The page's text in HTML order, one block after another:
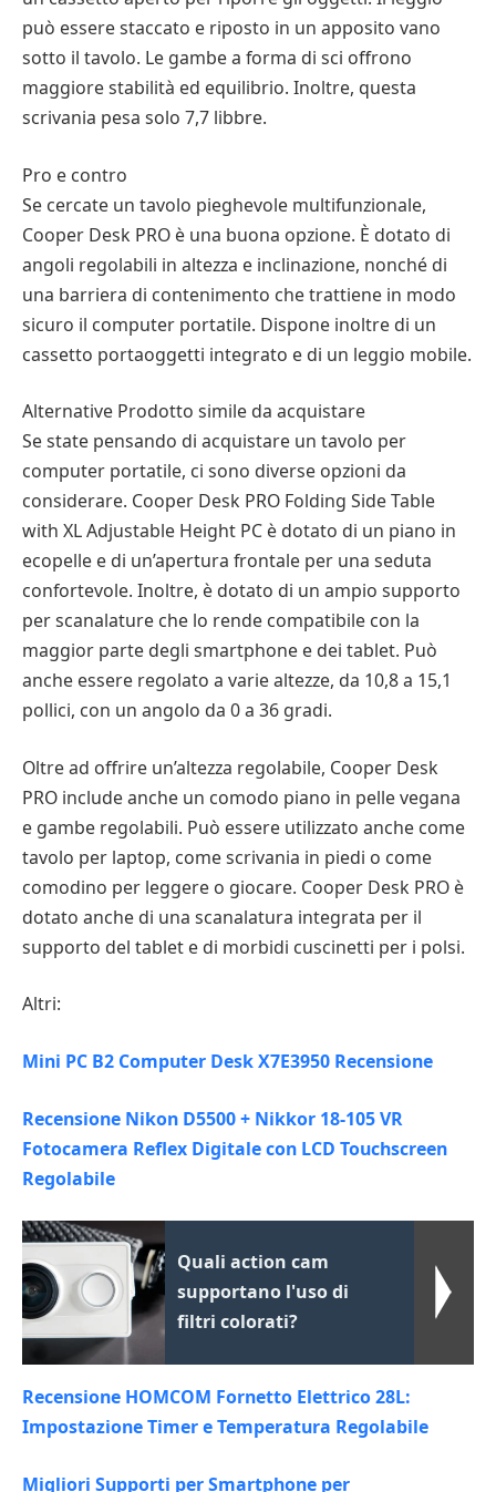
può essere staccato e riposto in un apposito vano
sotto il tavolo. Le gambe a forma di sci offrono
maggiore stabilità ed equilibrio. Inoltre, questa
scrivania pesa solo 7,7 libbre.
Pro e contro
Se cercate un tavolo pieghevole multifunzionale,
Cooper Desk PRO è una buona opzione. È dotato di
angoli regolabili in altezza e inclinazione, nonché di
una barriera di contenimento che trattiene in modo
sicuro il computer portatile. Dispone inoltre di un
cassetto portaoggetti integrato e di un leggio mobile.
Alternative Prodotto simile da acquistare
Se state pensando di acquistare un tavolo per
computer portatile, ci sono diverse opzioni da
considerare. Cooper Desk PRO Folding Side Table
with XL Adjustable Height PC è dotato di un piano in
ecopelle e di un’apertura frontale per una seduta
confortevole. Inoltre, è dotato di un ampio supporto
per scanalature che lo rende compatibile con la
maggior parte degli smartphone e dei tablet. Può
anche essere regolato a varie altezze, da 10,8 a 15,1
pollici, con un angolo da 0 a 36 gradi.
Oltre ad offrire un’altezza regolabile, Cooper Desk
PRO include anche un comodo piano in pelle vegana
e gambe regolabili. Può essere utilizzato anche come
tavolo per laptop, come scrivania in piedi o come
comodino per leggere o giocare. Cooper Desk PRO è
dotato anche di una scanalatura integrata per il
supporto del tablet e di morbidi cuscinetti per i polsi.
Altri:
Mini PC B2 Computer Desk X7E3950 Recensione
Recensione Nikon D5500 + Nikkor 18-105 VR
Fotocamera Reflex Digitale con LCD Touchscreen
Regolabile
Quali action cam
supportano l'uso di
filtri colorati?
Recensione HOMCOM Fornetto Elettrico 28L:
Impostazione Timer e Temperatura Regolabile
Migliori Supporti per Smartphone per